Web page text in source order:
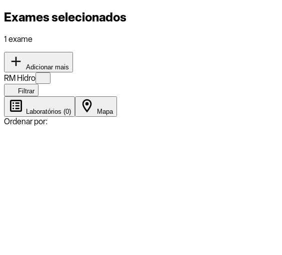
Exames selecionados
1 exame
Adicionar mais
RM Hidro
Filtrar
Laboratórios (0) Mapa
Ordenar por: